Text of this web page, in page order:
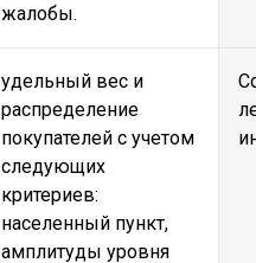
жалобы.
удельный вес и
распределение
покупателей с учетом
следующих
критериев:
населенный пункт,
амплитуды уровня